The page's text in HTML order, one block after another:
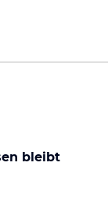
bleibt